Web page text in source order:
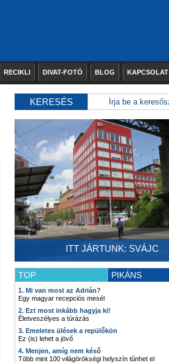
RECIKLI DIVAT-FOTÓ BLOG KAPCSOLAT
KERESÉS
ITT JÁRTUNK: SVÁJC
TOP PIKÁNS
1. Mi van most az Adrián?
Egy magyar recepciós mesél
2. Ezt most inkább hagyja ki!
Életveszélyes a túrázás
3. Emeletes ülések a repülőkön
Ez (is) lehet a jövő
4. Menjen, amíg nem késő
Több mint 100 világörökségi helyszín tűnhet el